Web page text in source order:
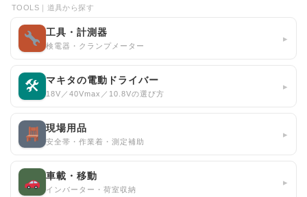
TOOLS｜道具から探す
工具・計測器
検電器・クランプメーター
▸
🛠 マキタの電動ドライバー
18V／40Vmax／10.8Vの選び方
▸
現場用品
安全帯・作業着・測定補助
▸
車載・移動
インバーター・荷室収納
▸